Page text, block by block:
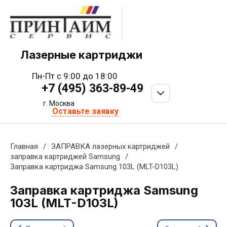
Лазерные картриджи
Пн-Пт с 9:00 до 18:00
+7 (495) 363-89-49
г. Москва
Оставьте заявку
Главная / ЗАПРАВКА лазерных картриджей
/
заправка картриджей Samsung
/
Заправка картриджа Samsung 103L (MLT-D103L)
Заправка картриджа Samsung
103L (MLT-D103L)